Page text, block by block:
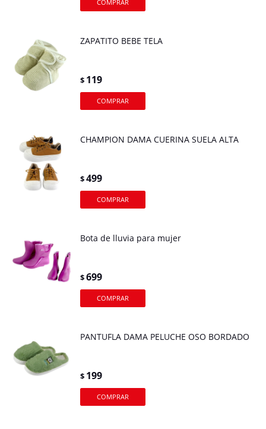
ZAPATITO BEBE TELA
$ 119
CHAMPION DAMA CUERINA SUELA ALTA
$499
Bota de lluvia para mujer
$699
PANTUFLA DAMA PELUCHE OSO BORDADO
$ 199